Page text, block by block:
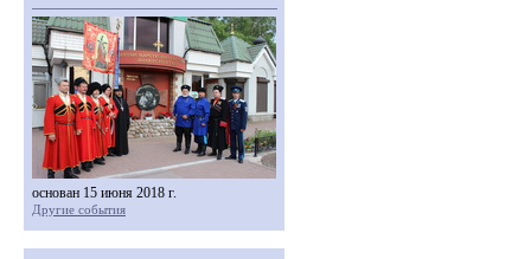
основан 15 июня 2018 г.
Другие события